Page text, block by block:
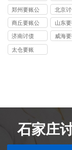
司
郑州要账公
司
北京
商丘要账公
司
山东
司
济南讨债
威海
太仓要账
石家庄